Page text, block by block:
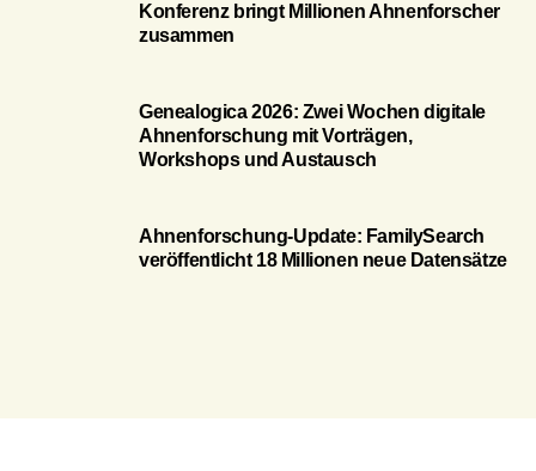
Konferenz bringt Millionen Ahnenforscher
zusammen
Genealogica 2026: Zwei Wochen digitale
Ahnenforschung mit Vorträgen,
Workshops und Austausch
Ahnenforschung-Update: FamilySearch
veröffentlicht 18 Millionen neue Datensätze